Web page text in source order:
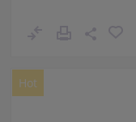
Hot